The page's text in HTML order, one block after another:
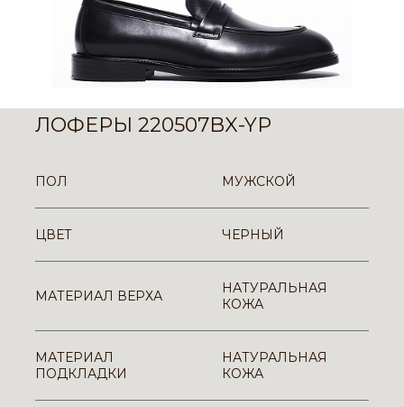
ЛОФЕРЫ 220507BX-YP
ПОЛ МУЖСКОЙ
ЦВЕТ ЧЕРНЫЙ
МАТЕРИАЛ ВЕРХА
НАТУРАЛЬНАЯ
КОЖА
МАТЕРИАЛ
ПОДКЛАДКИ
НАТУРАЛЬНАЯ
КОЖА